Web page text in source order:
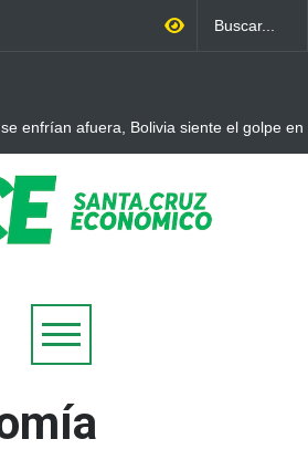
enfrían afuera, Bolivia siente el golpe en